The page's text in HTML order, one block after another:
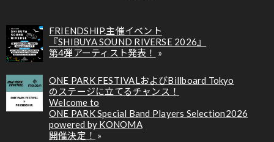
FRIENDSHIP.主催イベント
『SHIBUYA SOUND RIVERSE 2026』
第4弾アーティスト発表！
ONE PARK FESTIVALおよびBillboard Tokyo
のステージに立てるチャンス！
Welcome to
ONE PARK Special Band Players Selection2026
powered by KONOMA
開催決定！